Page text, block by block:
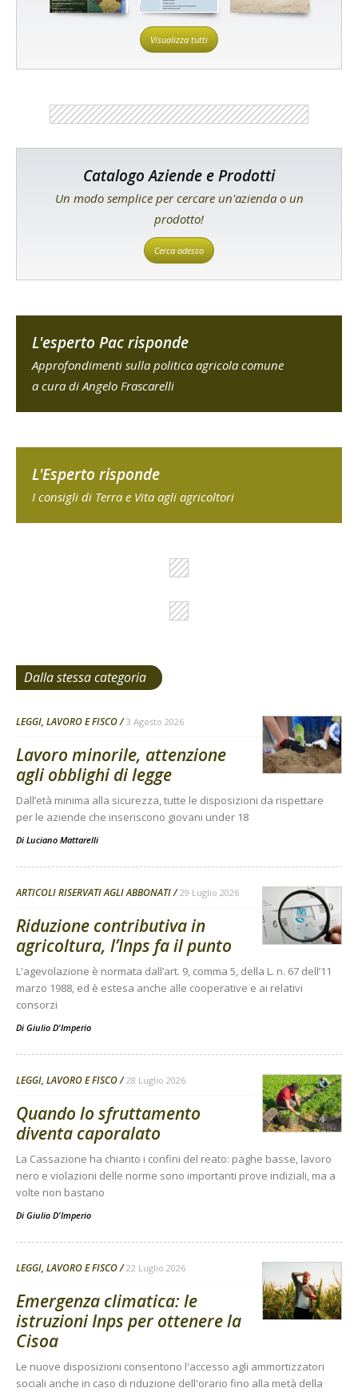
Visualizza tutti
Catalogo Aziende e Prodotti
Un modo semplice per cercare un'azienda o un
prodotto!
Cerca adesso
L'esperto Pac risponde
Approfondimenti sulla politica agricola comune
a cura di Angelo Frascarelli
L'Esperto risponde
I consigli di Terra e Vita agli agricoltori
Dalla stessa categoria
LEGGI, LAVORO E FISCO 3 Agosto 2026
Lavoro minorile, attenzione
agli obblighi di legge
Dall’età minima alla sicurezza, tutte le disposizioni da rispettare
per le aziende che inseriscono giovani under 18
Di Luciano Mattarelli
ARTICOLI RISERVATI AGLI ABBONATI 29 Luglio 2026
Riduzione contributiva in
agricoltura, l’Inps fa il punto
L'agevolazione è normata dall’art. 9, comma 5, della L. n. 67 dell’11
marzo 1988, ed è estesa anche alle cooperative e ai relativi
consorzi
Di Giulio D'Imperio
LEGGI, LAVORO E FISCO 28 Luglio 2026
Quando lo sfruttamento
diventa caporalato
La Cassazione ha chiarito i confini del reato: paghe basse, lavoro
nero e violazioni delle norme sono importanti prove indiziali, ma a
volte non bastano
Di Giulio D'Imperio
LEGGI, LAVORO E FISCO 22 Luglio 2026
Emergenza climatica: le
istruzioni Inps per ottenere la
Cisoa
Le nuove disposizioni consentono l'accesso agli ammortizzatori
sociali anche in caso di riduzione dell'orario fino alla metà della